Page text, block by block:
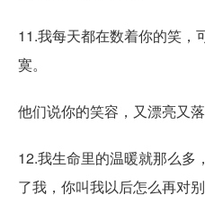
11.我每天都在数着你的笑，
寞。
他们说你的笑容，又漂亮又落
12.我生命里的温暖就那么多
了我，你叫我以后怎么再对别